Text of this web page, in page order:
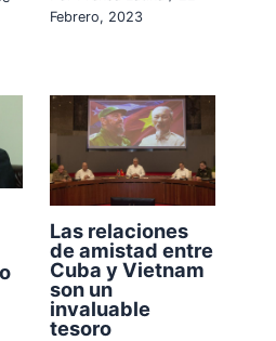
Febrero, 2023
Las relaciones
de amistad entre
Cuba y Vietnam
son un
invaluable
tesoro